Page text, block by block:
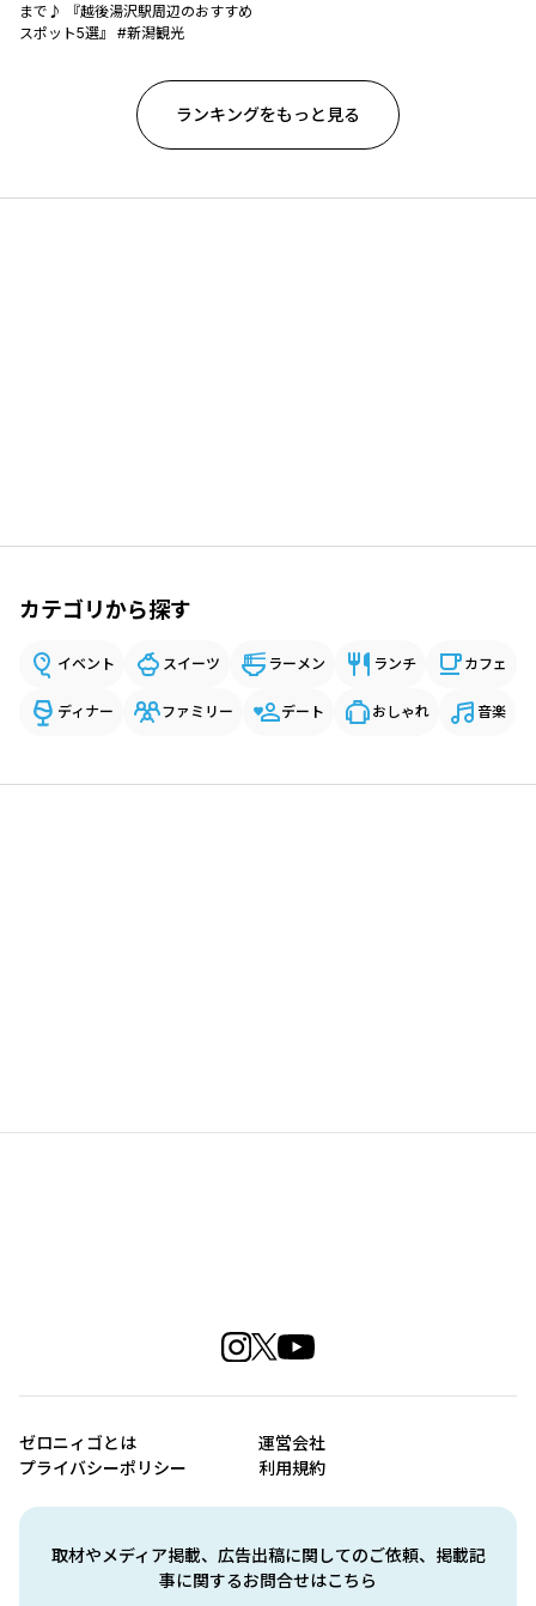
まで♪ 『越後湯沢駅周辺のおすすめ
スポット5選』 #新潟観光
ランキングをもっと見る
カテゴリから探す
イベント スイーツ ラーメン ランチ カフェ
ディナー ファミリー デート おしゃれ 音楽
取材やメディア掲載、広告出稿に関してのご依頼、掲載記
事に関するお問合せはこちら
ゼロニィゴとは
運営会社
プライバシーポリシー
利用規約